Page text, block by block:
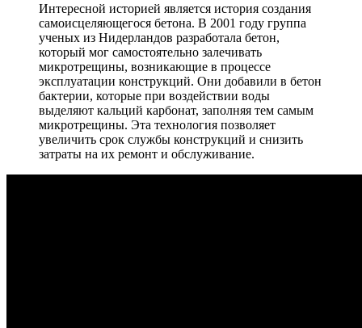
Интересной историей является история создания
самоисцеляющегося бетона. В 2001 году группа
ученых из Нидерландов разработала бетон,
который мог самостоятельно залечивать
микротрещины, возникающие в процессе
эксплуатации конструкций. Они добавили в бетон
бактерии, которые при воздействии воды
выделяют кальций карбонат, заполняя тем самым
микротрещины. Эта технология позволяет
увеличить срок службы конструкций и снизить
затраты на их ремонт и обслуживание.